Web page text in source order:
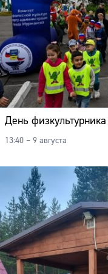
День
13:40 – 9 августа